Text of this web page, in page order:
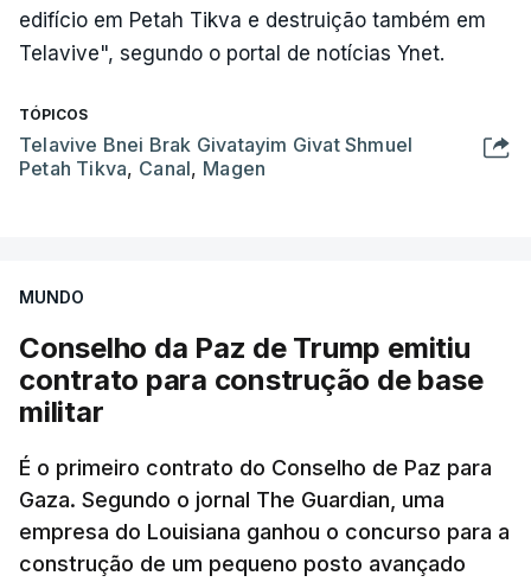
edifício em Petah Tikva e destruição também em
Telavive", segundo o portal de notícias Ynet.
TÓPICOS
Telavive Bnei Brak Givatayim Givat Shmuel
Petah Tikva, Canal, Magen
MUNDO
Conselho da Paz de Trump emitiu
contrato para construção de base
militar
É o primeiro contrato do Conselho de Paz para
Gaza. Segundo o jornal The Guardian, uma
empresa do Louisiana ganhou o concurso para a
construção de um pequeno posto avançado